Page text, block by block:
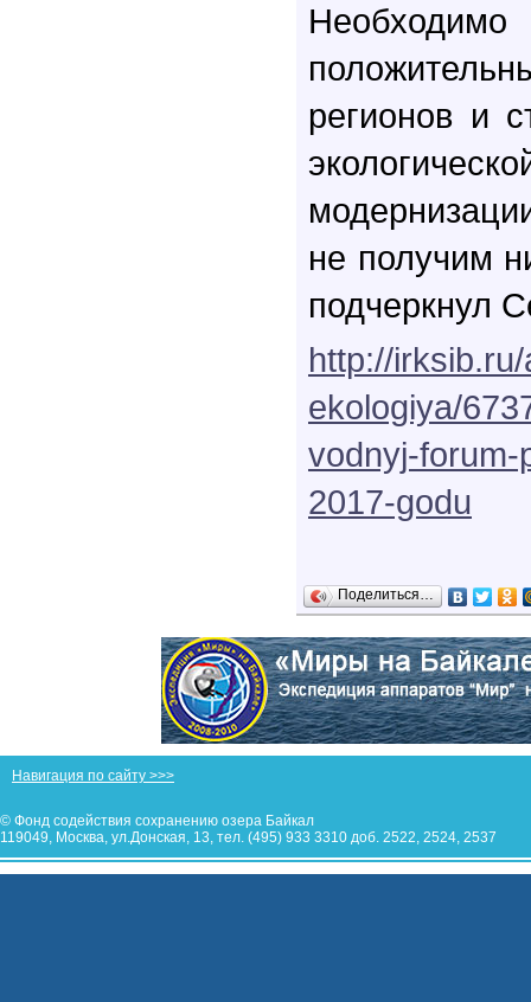
регионов и
не получим
подчеркнул
http://
ekologiya/
vodnyj-
2017-godu
Поделиться…
Навигация по сайту >>>
© Фонд содействия сохранению озера Байкал
119049, Москва, ул.Донская, 13, тел. (495) 933 3310 доб. 2522, 2524, 2537